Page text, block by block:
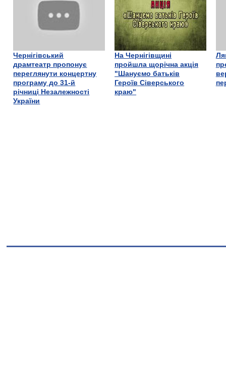
Чернігівський
драмтеатр пропонує
переглянути концертну
програму до 31-й
річниці Незалежності
України
На Чернігівщині
пройшла щорічна акція
"Шануємо батьків
Героїв Сіверського
краю"